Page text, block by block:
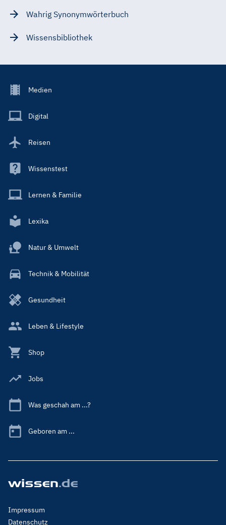
Wahrig Synonymwörterbuch
Wissensbibliothek
Footer
Main
Medien
Digital
Reisen
Wissenstest
Lernen & Familie
Lexika
Natur & Umwelt
Technik & Mobilität
Gesundheit
Leben & Lifestyle
Shop
Jobs
Was geschah am ...?
Geboren am ...
Footer
Menu
Impressum
Datenschutz